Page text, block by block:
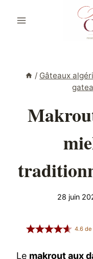
/ Gâteaux
28 juin
4.6
Le makrout aux